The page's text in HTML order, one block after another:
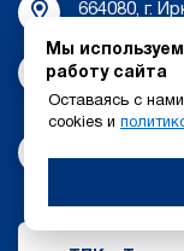
664080, г.
tehnosib-
Мы
работу сайта
Оставаясь с
cookies и